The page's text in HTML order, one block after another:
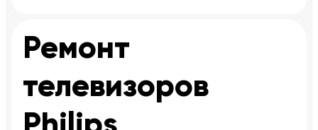
Ремонт
телевизоров